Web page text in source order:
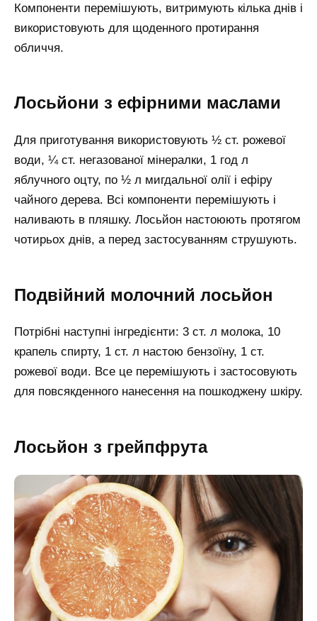
Компоненти перемішують, витримують кілька днів і
використовують для щоденного протирання
обличчя.
Лосьйони з ефірними маслами
Для приготування використовують ½ ст. рожевої
води, ¼ ст. негазованої мінералки, 1 год л
яблучного оцту, по ½ л мигдальної олії і ефіру
чайного дерева. Всі компоненти перемішують і
наливають в пляшку. Лосьйон настоюють протягом
чотирьох днів, а перед застосуванням струшують.
Подвійний молочний лосьйон
Потрібні наступні інгредієнти: 3 ст. л молока, 10
крапель спирту, 1 ст. л настою бензоїну, 1 ст.
рожевої води. Все це перемішують і застосовують
для повсякденного нанесення на пошкоджену шкіру.
Лосьйон з грейпфрута